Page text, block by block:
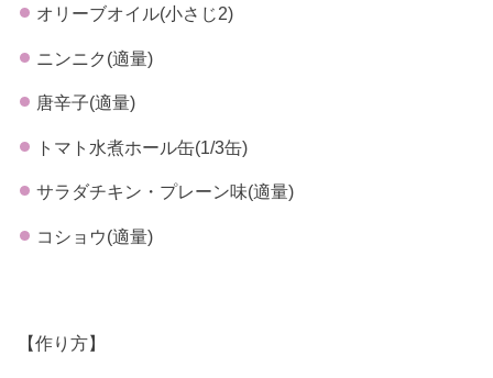
オリーブオイル(小さじ2)
ニンニク(適量)
唐辛子(適量)
トマト水煮ホール缶(1/3缶)
サラダチキン・プレーン味(適量)
コショウ(適量)
【作り方】